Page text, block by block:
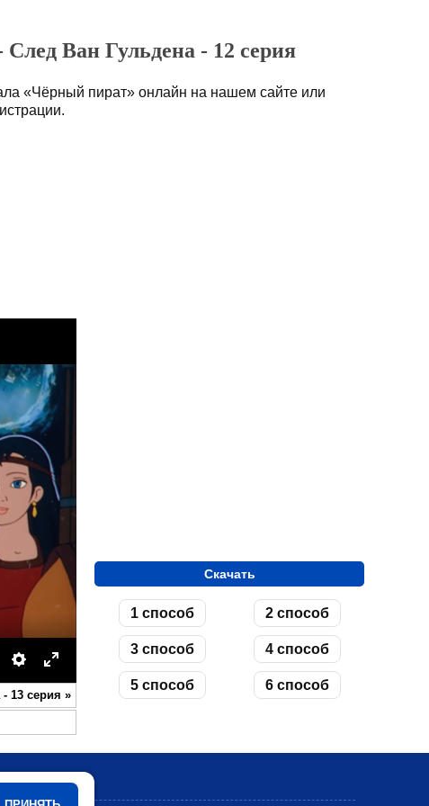
Ван Гульдена - 12 серия
«Чёрный пират» онлайн на нашем сайте или
Settings
Enter
fullscreen
13 серия »
Скачать
1 способ 2 способ
3 способ 4 способ
5 способ 6 способ
•Мультики